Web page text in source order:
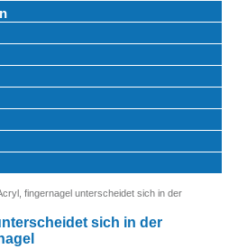
fingernagel unterscheidet sich in der
sich in der